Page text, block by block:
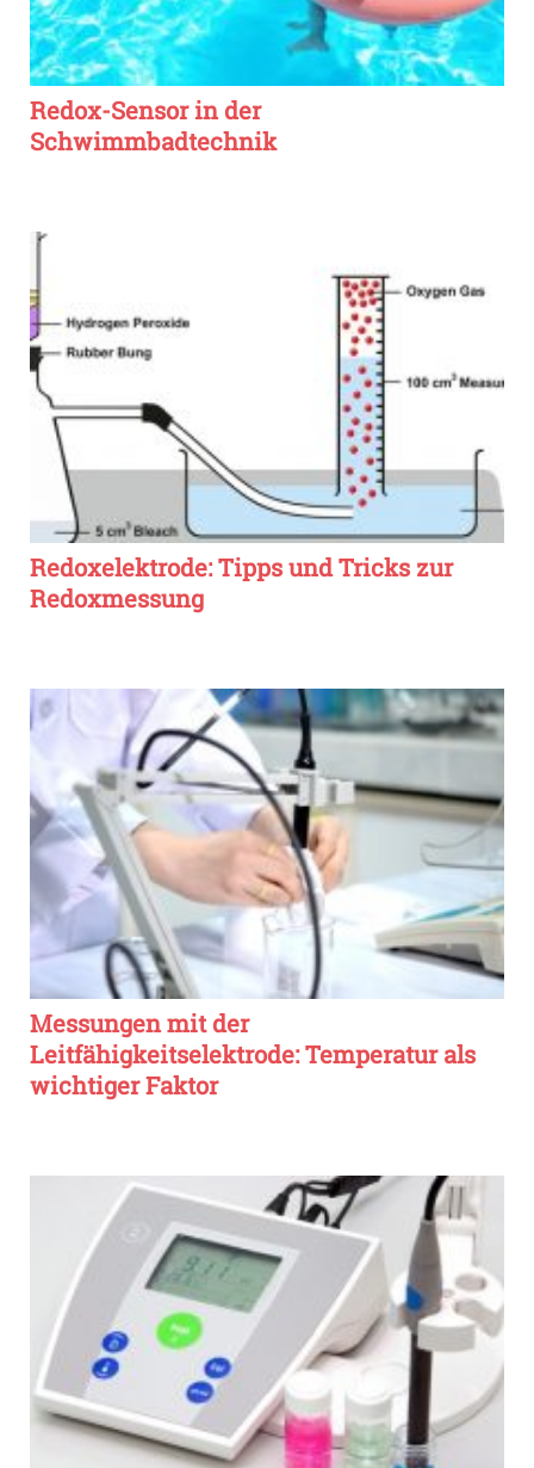
Redox-Sensor in der
Schwimmbadtechnik
Redoxelektrode: Tipps und Tricks zur
Redoxmessung
Messungen mit der
Leitfähigkeitselektrode: Temperatur als
wichtiger Faktor